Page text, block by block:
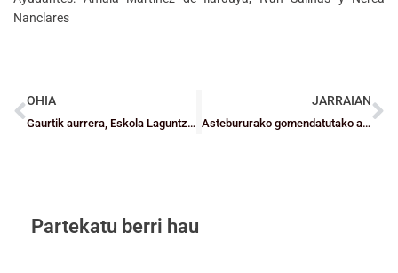
Nanclares
OHIA
Gaurtik aurrera, Eskola Laguntzaile programan izena eman ezazu edo berritu ezazu
JARRAIAN
Astebururako gomendatutako agenda
Partekatu berri hau